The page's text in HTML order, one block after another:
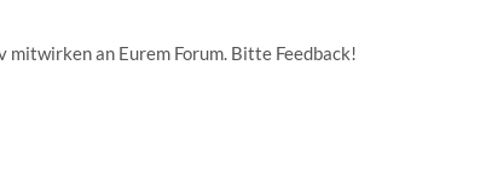
an Eurem Forum. Bitte Feedback!